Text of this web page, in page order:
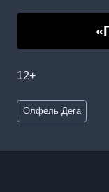
12+
Метки
записи:
Олфель Дега